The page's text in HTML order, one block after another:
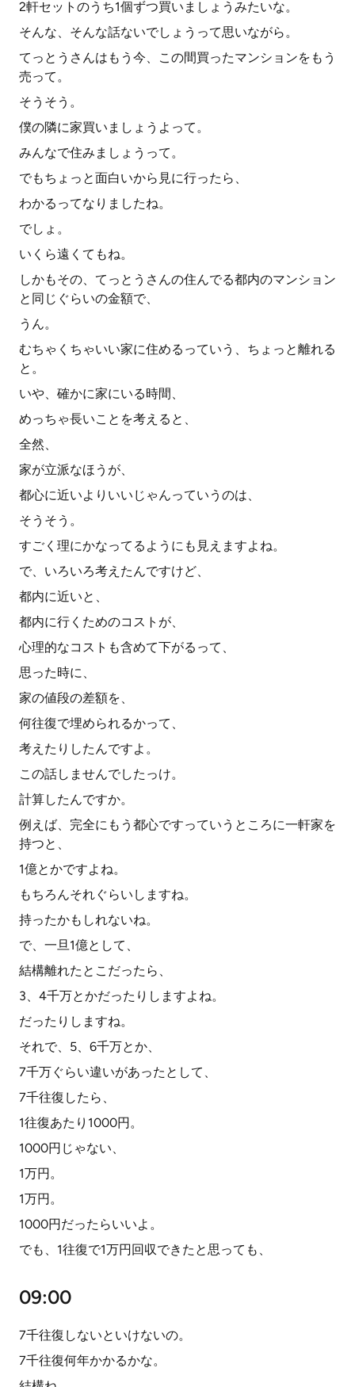
2軒セットのうち1個ずつ買いましょうみたいな。
そんな、そんな話ないでしょうって思いながら。
てっとうさんはもう今、この間買ったマンションをもう
売って。
そうそう。
僕の隣に家買いましょうよって。
みんなで住みましょうって。
でもちょっと面白いから見に行ったら、
わかるってなりましたね。
でしょ。
いくら遠くてもね。
しかもその、てっとうさんの住んでる都内のマンション
と同じぐらいの金額で、
うん。
むちゃくちゃいい家に住めるっていう、ちょっと離れる
と。
いや、確かに家にいる時間、
めっちゃ長いことを考えると、
全然、
家が立派なほうが、
都心に近いよりいいじゃんっていうのは、
そうそう。
すごく理にかなってるようにも見えますよね。
で、いろいろ考えたんですけど、
都内に近いと、
都内に行くためのコストが、
心理的なコストも含めて下がるって、
思った時に、
家の値段の差額を、
何往復で埋められるかって、
考えたりしたんですよ。
この話しませんでしたっけ。
計算したんですか。
例えば、完全にもう都心ですっていうところに一軒家を
持つと、
1億とかですよね。
もちろんそれぐらいしますね。
持ったかもしれないね。
で、一旦1億として、
結構離れたとこだったら、
3、4千万とかだったりしますよね。
だったりしますね。
それで、5、6千万とか、
7千万ぐらい違いがあったとして、
7千往復したら、
1往復あたり1000円。
1000円じゃない、
1万円。
1万円。
1000円だったらいいよ。
でも、1往復で1万円回収できたと思っても、
09:00
7千往復しないといけないの。
7千往復何年かかるかな。